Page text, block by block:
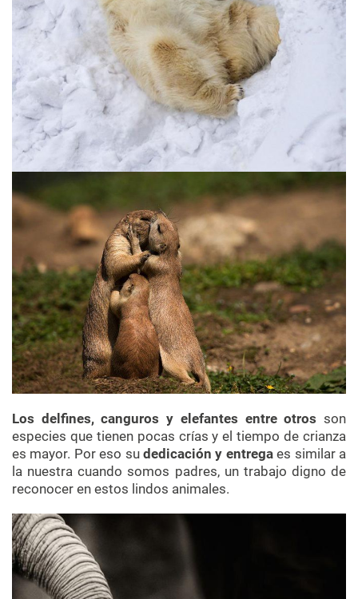
Los delfines, canguros y elefantes entre otros son
especies que tienen pocas crías y el tiempo de crianza
es mayor. Por eso su dedicación y entregaes similar a
la nuestra cuando somos padres, un trabajo digno de
reconocer en estos lindos animales.